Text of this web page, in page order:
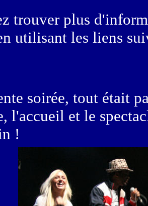
trouver plus
utilisant les liens
soirée, tout était
l'accueil et le
!